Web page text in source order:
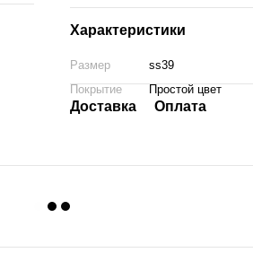
Характеристики
Размер
ss39
Покрытие
Простой цвет
Доставка Оплата